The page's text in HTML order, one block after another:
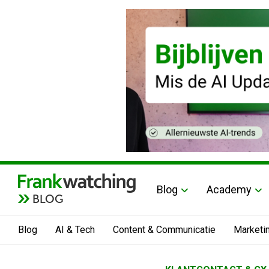
BLOG
Blog Academy
Blog AI & Tech Content & Communicatie